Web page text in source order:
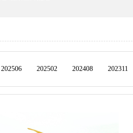
202506 202502 202408 202311